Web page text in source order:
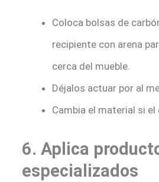
Coloca bolsas de
recipiente con arena
cerca del mueble.
Déjalos actuar por al
Cambia el material si el
6. Aplica
especializados